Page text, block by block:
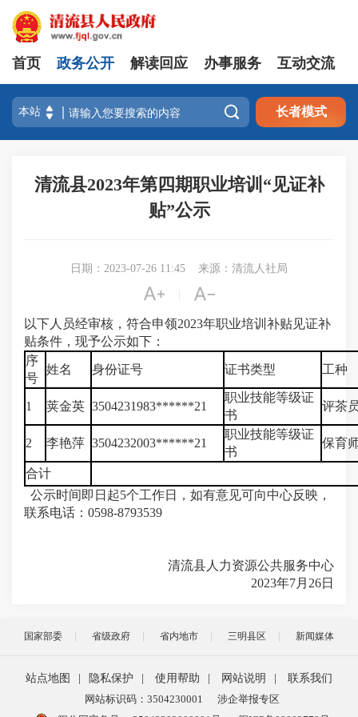
首页 政务公开 解读回应 办事服务 互动交流
 长者模式
清流县2023年第四期职业培训“见证补
贴”公示
日期：2023-07-26 11:45 来源：清流人社局
 
以下人员经审核，符合申领2023年职业培训补贴见证补
贴条件，现予公示如下：
序
号
姓名 身份证号 证书类型 工种
1 荚金英 3504231983******21
职业技能等级证
书
评茶
2 李艳萍 3504232003******21
职业技能等级证
书
保育
合计
公示时间即日起5个工作日，如有意见可向中心反映，
联系电话：0598-8793539
清流县人力资源公共服务中心
2023年7月26日
国家部委 省级政府 省内地市 三明县区 新闻媒体
站点地图 隐私保护 使用帮助 网站说明
联系我们
网站标识码：3504230001
涉企举报专区